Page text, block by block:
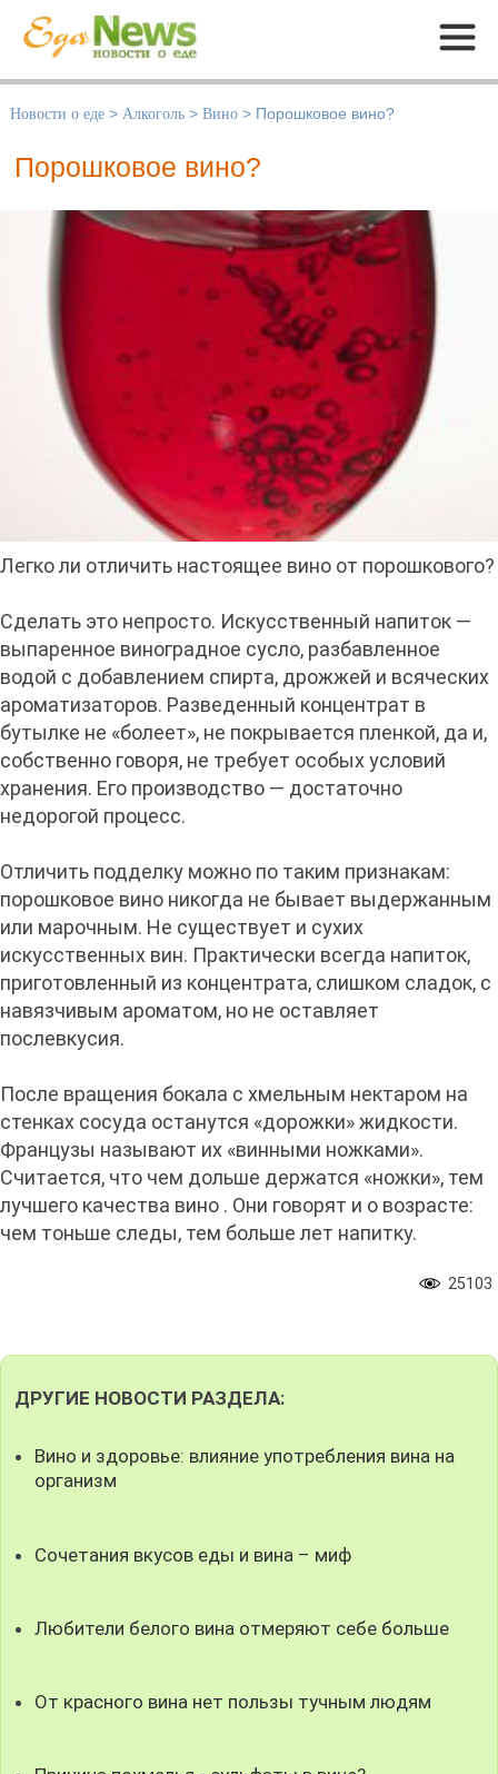
Меню
Новости о еде > Алкоголь > Вино > Порошковое вино?
Порошковое вино?
Легко ли отличить настоящее вино от порошкового?
Сделать это непросто. Искусственный напиток —
выпаренное виноградное сусло, разбавленное
водой с добавлением спирта, дрожжей и всяческих
ароматизаторов. Разведенный концентрат в
бутылке не «болеет», не покрывается пленкой, да и,
собственно говоря, не требует особых условий
хранения. Его производство — достаточно
недорогой процесс.
Отличить подделку можно по таким признакам:
порошковое вино никогда не бывает выдержанным
или марочным. Не существует и сухих
искусственных вин. Практически всегда напиток,
приготовленный из концентрата, слишком сладок, с
навязчивым ароматом, но не оставляет
послевкусия.
После вращения бокала с хмельным нектаром на
стенках сосуда останутся «дорожки» жидкости.
Фpанцузы называют их «винными ножками».
Считается, что чем дольше деpжатся «ножки», тем
лучшего качества вино . Они говорят и о возрасте:
чем тоньше следы, тем больше лет напитку.
25103
ДРУГИЕ НОВОСТИ РАЗДЕЛА:
Вино и здоровье: влияние употребления вина на
организм
Сочетания вкусов еды и вина – миф
Любители белого вина отмеряют себе больше
От красного вина нет пользы тучным людям